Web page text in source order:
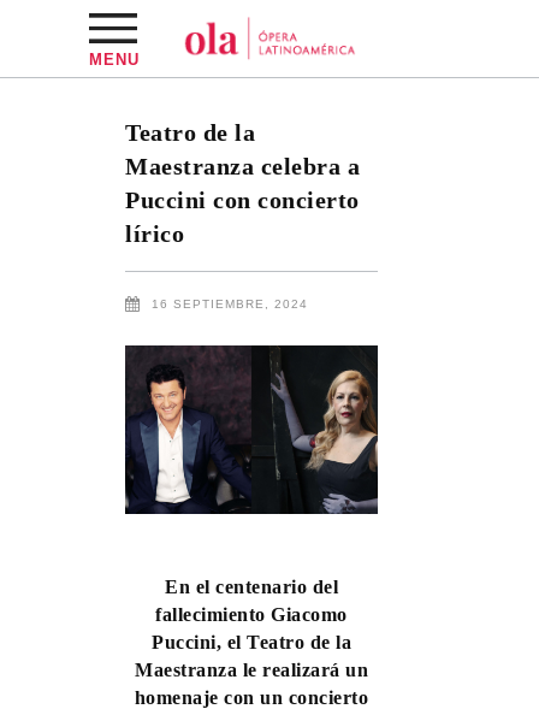
MENU
Teatro de la
Maestranza celebra a
Puccini con concierto
lírico
16 SEPTIEMBRE, 2024
En el centenario del
fallecimiento Giacomo
Puccini, el Teatro de la
Maestranza le realizará un
homenaje con un concierto